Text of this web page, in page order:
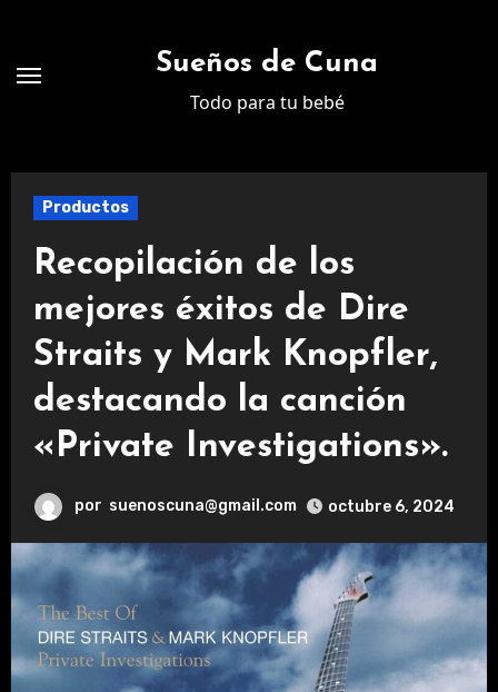
contenido
Sueños de Cuna
Todo para tu bebé
Productos
Recopilación de los
mejores éxitos de Dire
Straits y Mark Knopfler,
destacando la canción
«Private Investigations».
por suenoscuna@gmail.com octubre 6, 2024